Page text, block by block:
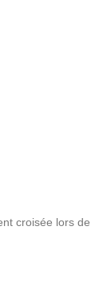
croisée lors de